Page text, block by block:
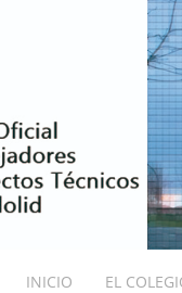
INICIO EL